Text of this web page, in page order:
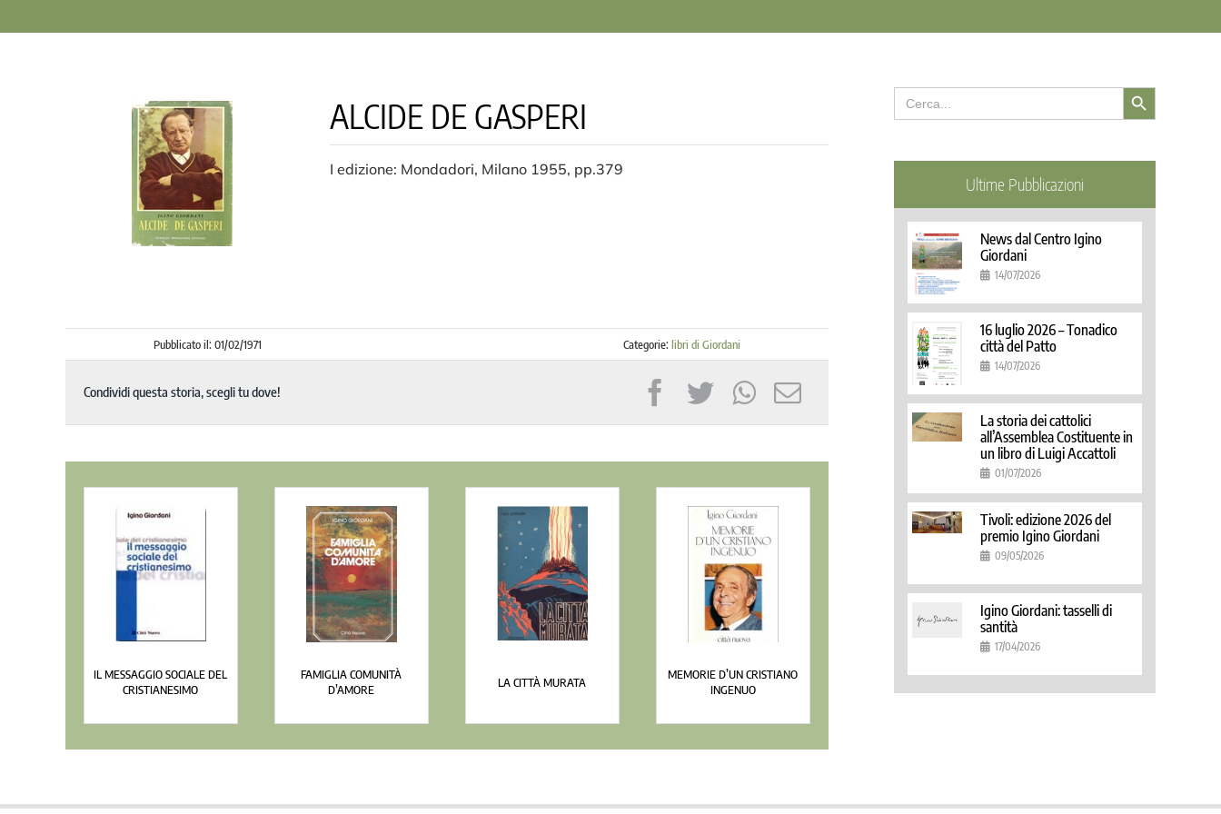
ALCIDE DE GASPERI
I edizione: Mondadori, Milano 1955, pp.379
Pubblicato il: 01/02/1971 Categorie:libri di Giordani
Condividi questa storia, scegli tu dove!
IL MESSAGGIO SOCIALE DEL
CRISTIANESIMO
FAMIGLIA COMUNITÀ
D’AMORE
LA CITTÀ MURATA
MEMORIE D’UN CRISTIANO
INGENUO
MARIA MODELLO
Search
for:
Search Button
Ultime Pubblicazioni
News dal Centro Igino
Giordani
14/07/2026
16 luglio 2026 – Tonadico
città del Patto
14/07/2026
La storia dei cattolici
all’Assemblea Costituente in
un libro di Luigi Accattoli
01/07/2026
Tivoli: edizione 2026 del
premio Igino Giordani
09/05/2026
Igino Giordani: tasselli di
santità
17/04/2026